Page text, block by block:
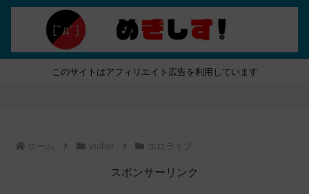
このサイトはアフィリエイト広告を利用しています
ホーム vtuber ホロライブ
スポンサーリンク